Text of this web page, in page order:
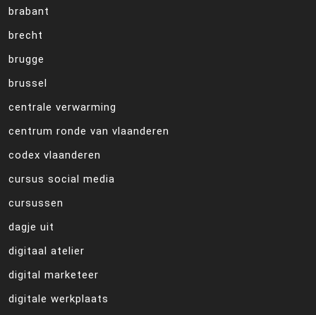
brabant
brecht
brugge
brussel
centrale verwarming
centrum ronde van vlaanderen
codex vlaanderen
cursus social media
cursussen
dagje uit
digitaal atelier
digital marketeer
digitale werkplaats